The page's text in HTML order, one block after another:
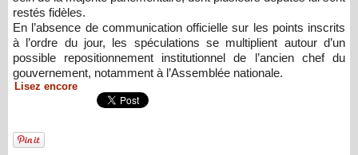
restés fidèles.
En l’absence de communication officielle sur les points inscrits
à l’ordre du jour, les spéculations se multiplient autour d’un
possible repositionnement institutionnel de l’ancien chef du
gouvernement, notamment à l’Assemblée nationale.
Lisez encore